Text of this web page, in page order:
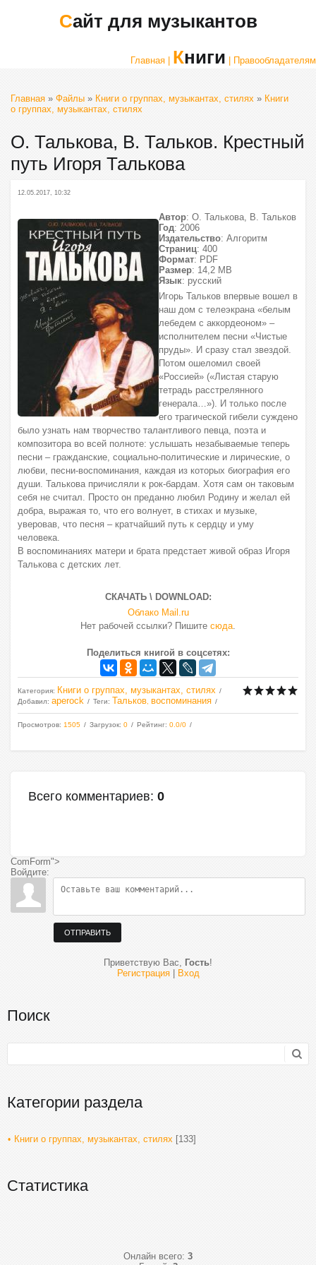
Сайт для музыкантов
Главная | Книги | Правообладателям
Главная » Файлы » Книги о группах, музыкантах, стилях » Книги
о группах, музыкантах, стилях
О. Талькова, В. Тальков. Крестный
путь Игоря Талькова
12.05.2017, 10:32
Автор: О. Талькова, В. Тальков
Год: 2006
Издательство: Алгоритм
Страниц: 400
Формат: PDF
Размер: 14,2 МВ
Язык: русский
Игорь Тальков впервые вошел в
наш дом с телеэкрана «белым
лебедем с аккордеоном» –
исполнителем песни «Чистые
пруды». И сразу стал звездой.
Потом ошеломил своей
«Россией» («Листая старую
тетрадь расстрелянного
генерала…»). И только после
его трагической гибели суждено
было узнать нам творчество талантливого певца, поэта и
композитора во всей полноте: услышать незабываемые теперь
песни – гражданские, социально-политические и лирические, о
любви, песни-воспоминания, каждая из которых биография его
души. Талькова причисляли к рок-бардам. Хотя сам он таковым
себя не считал. Просто он преданно любил Родину и желал ей
добра, выражая то, что его волнует, в стихах и музыке,
уверовав, что песня – кратчайший путь к сердцу и уму
человека.
В воспоминаниях матери и брата предстает живой образ Игоря
Талькова с детских лет.
СКАЧАТЬ \ DOWNLOAD:
Облако Mail.ru
Нет рабочей ссылки? Пишите сюда.
Поделиться книгой в соцсетях:
Категория: Книги о группах, музыкантах, стилях
Добавил: aperock Теги: Тальков воспоминания
Просмотров: 1505 Загрузок: 0 Рейтинг: 0.0/0
Всего комментариев: 0
ComForm">
Войдите:
ОТПРАВИТЬ
Приветствую Вас, Гость!
Регистрация| Вход
Поиск
Категории раздела
Книги о группах, музыкантах, стилях [133]
Статистика
Онлайн всего: 3